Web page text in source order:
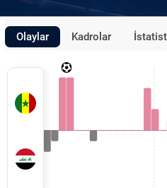
Olaylar Kadrolar